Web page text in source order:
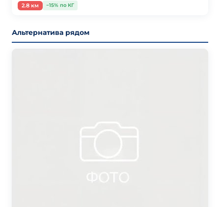
2.8 км −15% по КГ
Альтернатива рядом